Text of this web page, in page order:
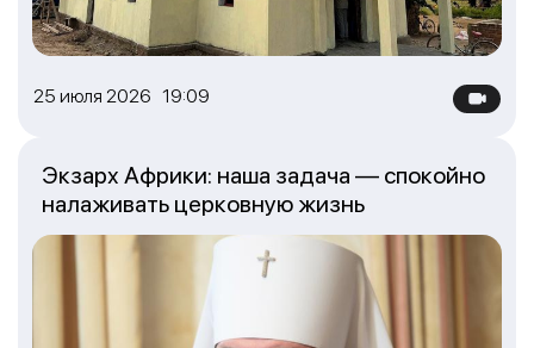
25 июля 2026 19:09
Экзарх Африки: наша задача — спокойно
налаживать церковную жизнь